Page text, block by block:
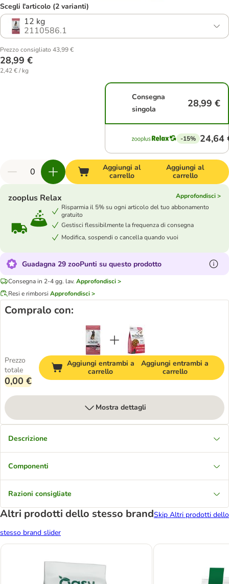
Scegli l'articolo (2 varianti)
12 kg
2110586.1
Prezzo consigliato 43,99 €
28,99 €
2,42 € / kg
Consegna
singola
28,99 €
-15% 24,64
Aggiungi al
carrello
Aggiungi al
carrello
zooplus Relax
Approfondisci >
Risparmia il 5% su ogni articolo del tuo abbonamento
gratuito
Gestisci flessibilmente la frequenza di consegna
Modifica, sospendi o cancella quando vuoi
Guadagna 29 zooPunti su questo prodotto
Consegna in 2-4 gg. lav. Approfondisci >
Resi e rimborsi Approfondisci >
Compralo con:
Prezzo
totale
0,00 €
Aggiungi entrambi a
carrello
Aggiungi entrambi a
carrello
Mostra dettagli
Descrizione
Componenti
Razioni consigliate
Altri prodotti dello stesso brandSkip Altri prodotti dello
stesso brand slider